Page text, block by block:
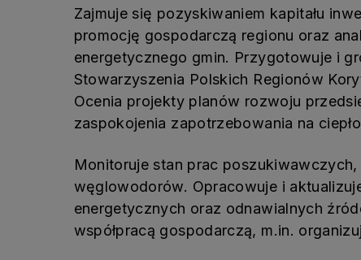
Zajmuje się pozyskiwaniem kapitału
promocję gospodarczą regionu oraz
energetycznego gmin. Przygotowuje i
Stowarzyszenia Polskich Regionów
Ocenia projekty planów rozwoju
zaspokojenia zapotrzebowania na
Monitoruje stan prac
węglowodorów. Opracowuje i
energetycznych oraz odnawialnych
współpracą gospodarczą, m.in.